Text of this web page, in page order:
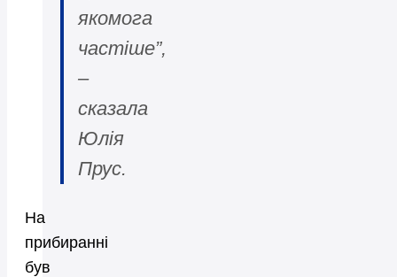
якомога
частіше”,
–
сказала
Юлія
Прус.
На
прибиранні
був